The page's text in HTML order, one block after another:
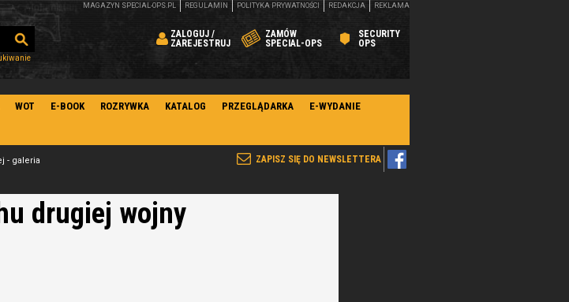
ZALOGUJ /
ZAREJESTRUJ
ZAMÓW
SPECIAL-OPS
SECURITY
OPS
MAGAZYN SPECIAL-OPS.PL REGULAMIN POLITYKA PRYWATNOŚCI REDAKCJA REKLAMA
WOT E-BOOK ROZRYWKA KATALOG PRZEGLĄDARKA E-WYDANIE
ZAPISZ SIĘ DO NEWSLETTERA
- galeria
drugiej wojny